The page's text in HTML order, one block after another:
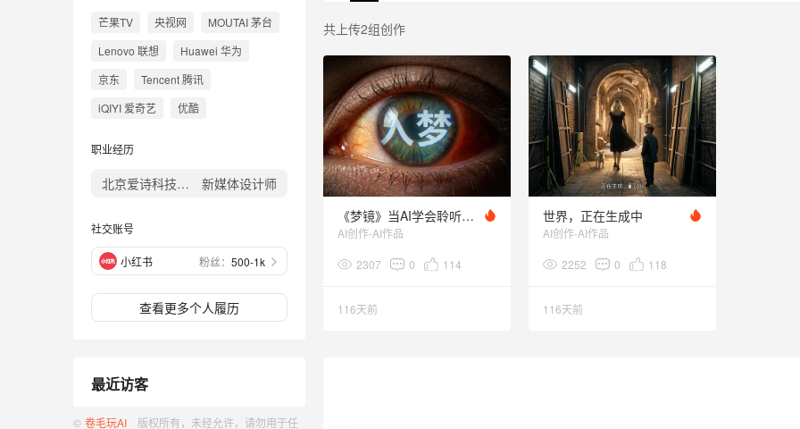
芒果TV
央视网
MOUTAI 茅台
Lenovo 联想
Huawei 华为
京东
Tencent 腾讯
iQIYI 爱奇艺
优酷
职业经历
北京爱诗科技有限公司 新媒体设计师
社交账号
小红书 粉丝： 500-1k
查看更多个人履历
最近访客
© 卷毛玩AI
版权所有，未经允许，请勿用于任
共上传2组创作
《梦镜》当AI学会聆听梦的语言
AI创作-AI作品
2307 0 114
116天前
世界，正在生成中
AI创作-AI作品
2252 0 118
116天前